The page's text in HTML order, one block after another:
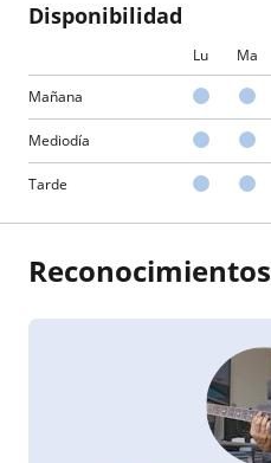
Disponibilidad
Lu Ma
Mañana
Mediodía
Tarde
Reconocimientos